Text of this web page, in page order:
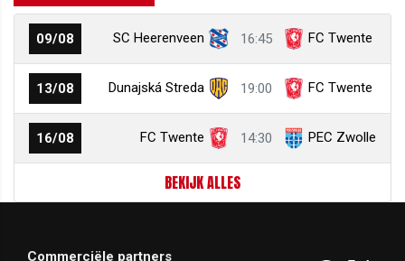
09/08 SC Heerenveen 16:45 FC Twente
13/08 Dunajská Streda 19:00 FC Twente
16/08 FC Twente 14:30 PEC Zwolle
BEKIJK ALLES
Commerciële partners